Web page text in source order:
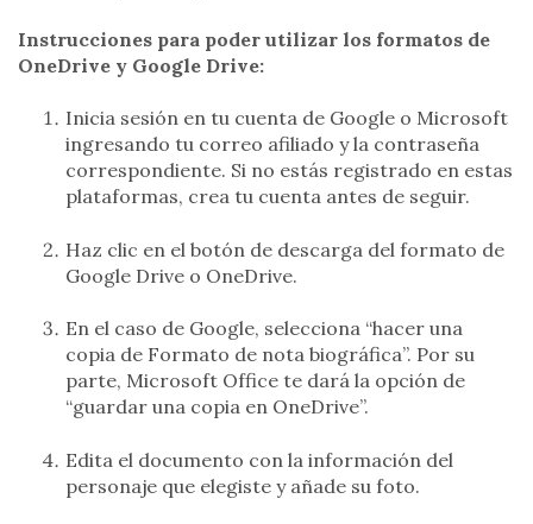
Instrucciones para poder utilizar los formatos de
OneDrive y Google Drive:
Inicia sesión en tu cuenta de Google o Microsoft
ingresando tu correo afiliado y la contraseña
correspondiente. Si no estás registrado en estas
plataformas, crea tu cuenta antes de seguir.
Haz clic en el botón de descarga del formato de
Google Drive o OneDrive.
En el caso de Google, selecciona “hacer una
copia de Formato de nota biográfica”. Por su
parte, Microsoft Office te dará la opción de
“guardar una copia en OneDrive”.
Edita el documento con la información del
personaje que elegiste y añade su foto.